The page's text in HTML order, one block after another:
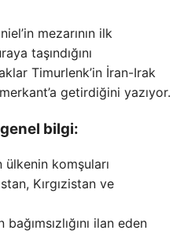
mezarının ilk
taşındığını
Timurlenk’in İran-Irak
getirdiğini yazıyor.
bilgi:
ülkenin komşuları
Kırgızistan ve
bağımsızlığını ilan eden